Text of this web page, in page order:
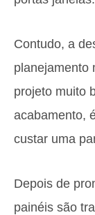
Contudo, a
planejamento
projeto muito
acabamento,
custar uma
Depois de
painéis são